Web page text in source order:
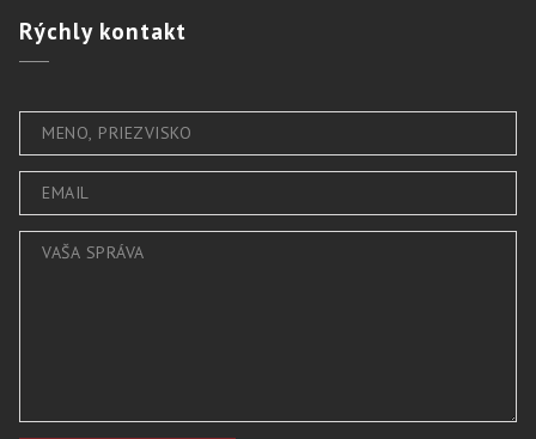
Rýchlykontakt